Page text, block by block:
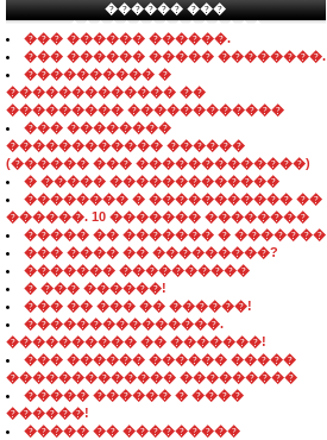
������ ���
���������������
��� ������ ������.
��� ������ ����� ��������.
���������� �
������������� ��
��������� ������������
��� ��������
������������ ������
(������ ��� �������������)
� ����� �������������
�������� � ����������� ��
������. 10 ������� ��������
����� �� ������� � �������
��� ���� �� ���������?
������� ����������
� ��� ������!
��� �� ��� �� ������!
���������������.
���������� �� �������!
��� ������ ������ �����
������������� ���������
����� ������ � ����
������!
����� �� ���������